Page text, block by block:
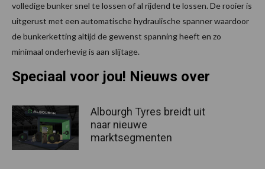
volledige bunker snel te lossen of al rijdend te lossen. De rooier is
uitgerust met een automatische hydraulische spanner waardoor
de bunkerketting altijd de gewenst spanning heeft en zo
minimaal onderhevig is aan slijtage.
Speciaal voor jou! Nieuws over
Albourgh Tyres breidt uit
naar nieuwe
marktsegmenten